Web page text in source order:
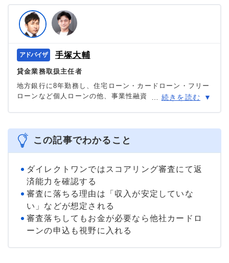
手塚大輔
貸金業務取扱主任者
地方銀行に8年勤務し、住宅ローン・カードローン・フリー
ローンなど個人ローンの他、事業性融資・創業融資など幅
資信託・個人年金・国債販売も取り扱った金融商品のプ
ロ。
＞＞公式ページ
続きを読む
この記事でわかること
ダイレクトワンではスコアリング審査にて返
済能力を確認する
審査に落ちる理由は「収入が安定していな
い」などが想定される
審査落ちしてもお金が必要なら他社カードロ
ーンの申込も視野に入れる